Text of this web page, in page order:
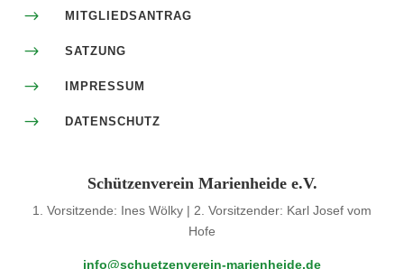
$ MITGLIEDSANTRAG
$ SATZUNG
$ IMPRESSUM
$ DATENSCHUTZ
Schützenverein Marienheide e.V.
1. Vorsitzende: Ines Wölky | 2. Vorsitzender: Karl Josef vom
Hofe
info@schuetzenverein-marienheide.de